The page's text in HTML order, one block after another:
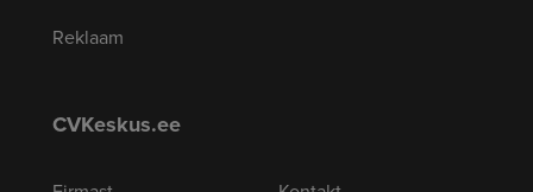
Reklaam
CVKeskus.ee